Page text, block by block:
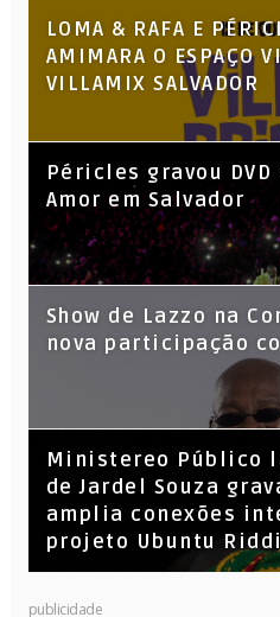
LOMA & RAFA E
AMIMARA O ESPAÇO
VILLAMIX SALVADOR
Péricles gravou
Amor em Salvador
Show de Lazzo na
nova participação
​Ministereo Público
de Jardel Souza
amplia conexões
projeto Ubuntu
KL Jay (Racionais
publicidade